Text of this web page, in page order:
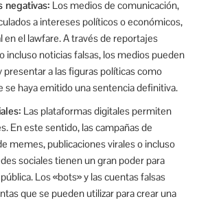
negativas: Los medios de comunicación,
a intereses políticos o económicos,
en el lawfare. A través de reportajes
incluso noticias falsas, los medios pueden
presentar a las figuras políticas como
se haya emitido una sentencia definitiva.
Las plataformas digitales permiten
En este sentido, las campañas de
memes, publicaciones virales o incluso
sociales tienen un gran poder para
Los «bots» y las cuentas falsas
que se pueden utilizar para crear una